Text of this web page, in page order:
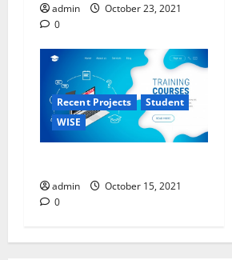
admin
October 23, 2021
0
Recent Projects
Student
WISE
admin
October 15, 2021
0